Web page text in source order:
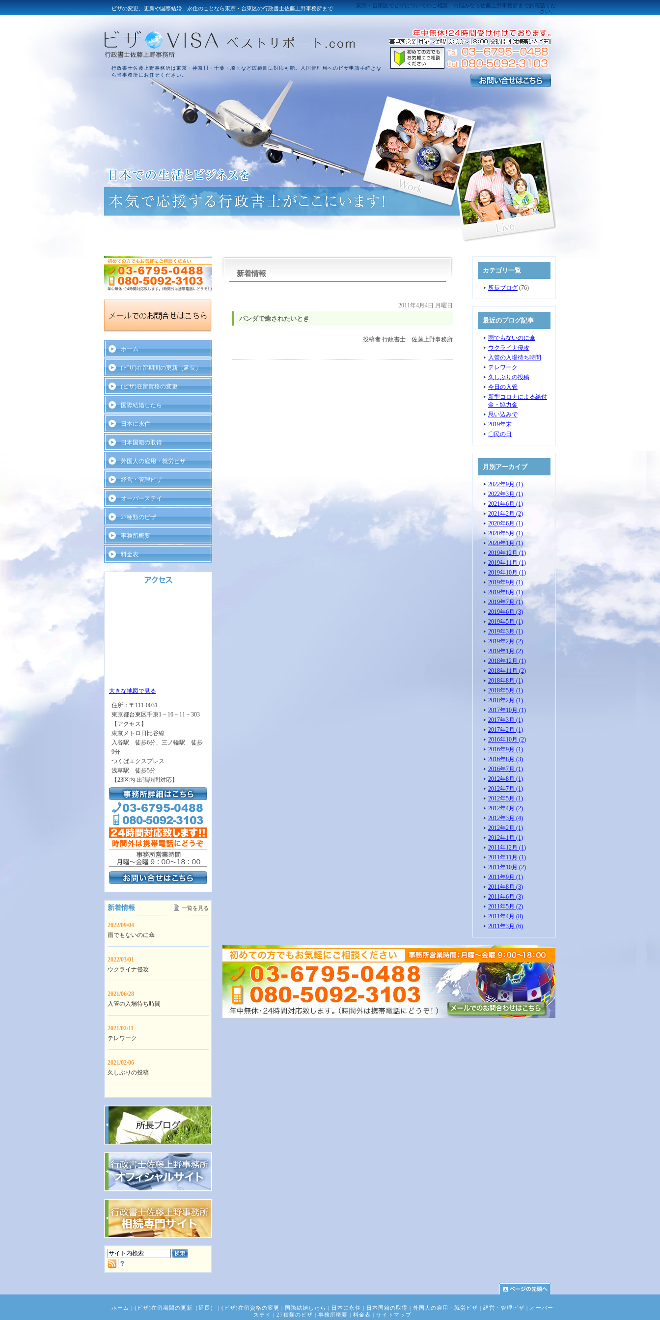
ビザの変更、更新や国際結婚、永住のことなら東京・台東区の行政書士佐藤上野事務所まで
東京・台東区でビザについてのご相談、お悩みなら佐藤上野事務所までお電話くだ
さい。
行政書士佐藤上野事務所は東京・神奈川・千葉・埼玉など広範囲に対応可能。入国管理局へのビザ申請手続きな
ら当事務所にお任せください。
新着情報
2011年4月4日 月曜日
パンダで癒されたいとき
投稿者 行政書士 佐藤上野事務所
カテゴリ一覧
所長ブログ (76)
最近のブログ記事
雨でもないのに傘
ウクライナ侵攻
入管の入場待ち時間
テレワーク
久しぶりの投稿
今日の入管
新型コロナによる給付
金・協力金
思い込みで
2019年末
〇民の日
月別アーカイブ
2022年9月 (1)
2022年3月 (1)
2021年6月 (1)
2021年2月 (2)
2020年6月 (1)
2020年5月 (1)
2020年1月 (1)
2019年12月 (1)
2019年11月 (1)
2019年10月 (1)
2019年9月 (1)
2019年8月 (1)
2019年7月 (1)
2019年6月 (3)
2019年5月 (1)
2019年3月 (1)
2019年2月 (2)
2019年1月 (2)
2018年12月 (1)
2018年11月 (2)
2018年8月 (1)
2018年5月 (1)
2018年2月 (1)
2017年10月 (1)
2017年3月 (1)
2017年2月 (1)
2016年10月 (2)
2016年9月 (1)
2016年8月 (3)
2016年7月 (1)
2012年8月 (1)
2012年7月 (1)
2012年5月 (1)
2012年4月 (2)
2012年3月 (4)
2012年2月 (1)
2012年1月 (1)
2011年12月 (1)
2011年11月 (1)
2011年10月 (2)
2011年9月 (1)
2011年8月 (3)
2011年6月 (3)
2011年5月 (2)
2011年4月 (8)
2011年3月 (6)
ホーム
(ビザ)在留期間の更新（延長）
(ビザ)在留資格の変更
国際結婚したら
日本に永住
日本国籍の取得
外国人の雇用・就労ビザ
経営・管理ビザ
オーバーステイ
27種類のビザ
事務所概要
料金表
大きな地図で見る
住所：〒111-0031
東京都台東区千束1－16－11－303
【アクセス】
東京メトロ日比谷線
入谷駅 徒歩6分、三ノ輪駅 徒歩
9分
つくばエクスプレス
浅草駅 徒歩5分
【23区内 出張訪問対応】
新着情報 一覧を見る
2022/09/04
雨でもないのに傘
2022/03/01
ウクライナ侵攻
2021/06/28
入管の入場待ち時間
2021/02/11
テレワーク
2021/02/06
久しぶりの投稿
ホーム | (ビザ)在留期間の更新（延長） | (ビザ)在留資格の変更 | 国際結婚したら | 日本に永住 | 日本国籍の取得 | 外国人の雇用・就労ビザ | 経営・管理ビザ | オーバー
ステイ | 27種類のビザ | 事務所概要 | 料金表 | サイトマップ